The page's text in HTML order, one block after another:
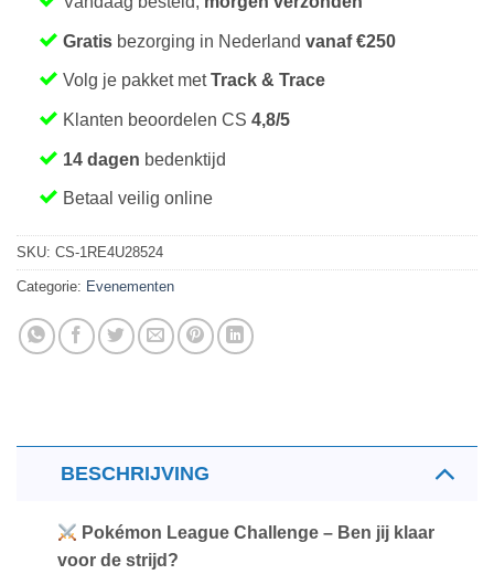
Gratisbezorging in Nederland vanaf €250
Volg je pakket metTrack & Trace
Klanten beoordelen CS 4,8/5
14 dagen bedenktijd
Betaal veilig online
SKU: CS-1RE4U28524
Categorie: Evenementen
BESCHRIJVING
Pokémon League Challenge – Ben jij klaar
voor de strijd?